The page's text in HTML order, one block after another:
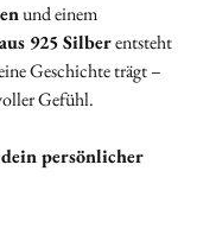
und einem
925 Silberentsteht
Geschichte trägt –
Gefühl.
persönlicher